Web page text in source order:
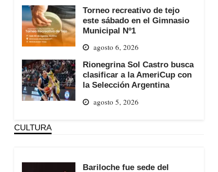
Torneo recreativo de tejo
este sábado en el Gimnasio
Municipal Nº1
agosto 6, 2026
Rionegrina Sol Castro busca
clasificar a la AmeriCup con
la Selección Argentina
agosto 5, 2026
CULTURA
Bariloche fue sede del